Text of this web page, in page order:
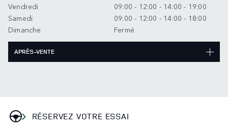
Vendredi
09:00 - 12:00 - 14:00 - 19:00
Samedi
09:00 - 12:00 - 14:00 - 18:00
Dimanche
Fermé
APRÈS-VENTE
RÉSERVEZ VOTRE ESSAI